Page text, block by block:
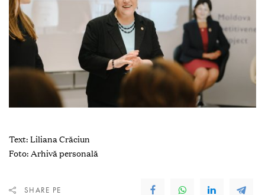
Text: Liliana Crăciun
Foto: Arhivă personală
SHARE PE